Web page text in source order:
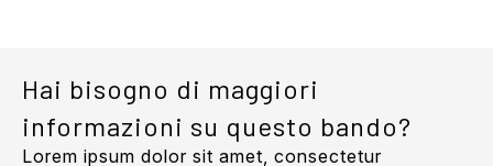
Hai bisogno di maggiori
informazioni su questo bando?
Lorem ipsum dolor sit amet, consectetur